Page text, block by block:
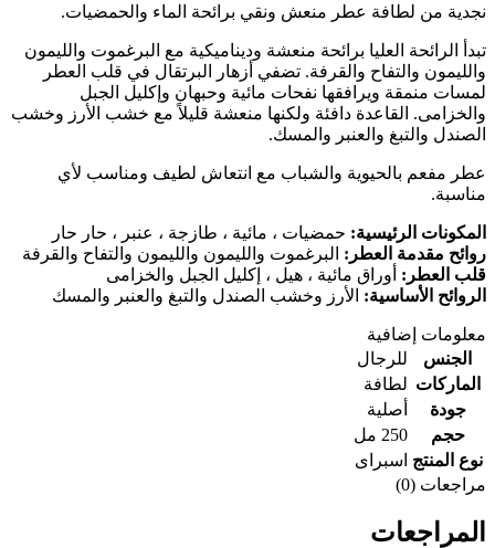
نجدية من لطافة عطر منعش ونقي برائحة الماء والحمضيات.
تبدأ الرائحة العليا برائحة منعشة وديناميكية مع البرغموت والليمون
والليمون والتفاح والقرفة. تضفي أزهار البرتقال في قلب العطر
لمسات منمقة ويرافقها نفحات مائية وحبهان وإكليل الجبل
والخزامى. القاعدة دافئة ولكنها منعشة قليلاً مع خشب الأرز وخشب
الصندل والتبغ والعنبر والمسك.
عطر مفعم بالحيوية والشباب مع انتعاش لطيف ومناسب لأي
مناسبة.
المكونات الرئيسية: حمضيات ، مائية ، طازجة ، عنبر ، حار حار
روائح مقدمة العطر: البرغموت والليمون والليمون والتفاح والقرفة
قلب العطر: أوراق مائية ، هيل ، إكليل الجبل والخزامى
الروائح الأساسية: الأرز وخشب الصندل والتبغ والعنبر والمسك
معلومات إضافية
الجنس
للرجال
الماركات لطافة
جودة
أصلية
حجم
250 مل
نوع المنتج اسبراى
مراجعات (0)
المراجعات